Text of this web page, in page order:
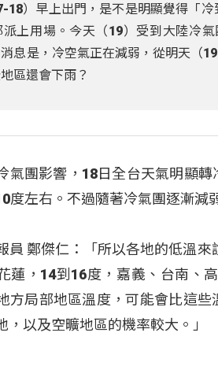
18）早上出門，是不是明顯覺得「
派上用場。今天（19）受到大陸冷
息是，冷空氣正在減弱，從明天（
區還會下雨？
氣團影響，18日全台天氣明顯
度左右。不過隨著冷氣團逐漸減
員 鄭傑仁：「所以各地的低溫
蓮，14到16度，嘉義、台南、
方局部地區溫度，可能會比這
，以及空曠地區的機率較大。」